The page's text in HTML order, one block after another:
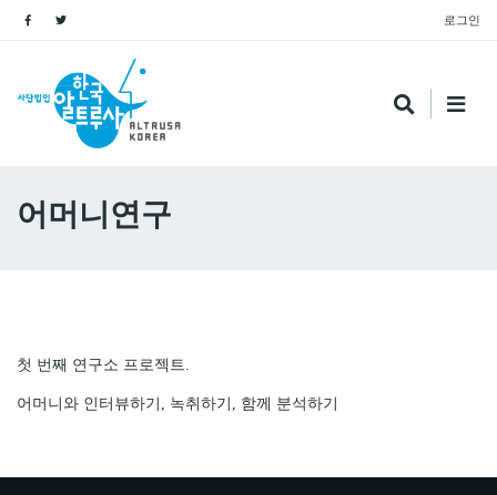
로그인
어머니연구
첫 번째 연구소 프로젝트.
어머니와 인터뷰하기, 녹취하기, 함께 분석하기